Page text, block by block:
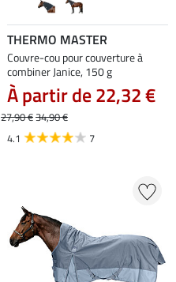
THERMO MASTER
Couvre-cou pour couverture à
combiner Janice, 150 g
À partir de 22,32 €
27,90 €34,90 €
4.1
7